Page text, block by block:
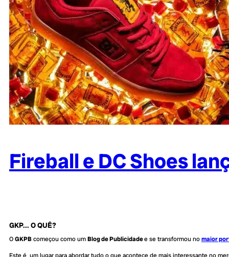
Fireball e DC Shoes
GKP... O QUÊ?
OGKPBcomeçou como umBlog de Publicidadee se transformou nomaior